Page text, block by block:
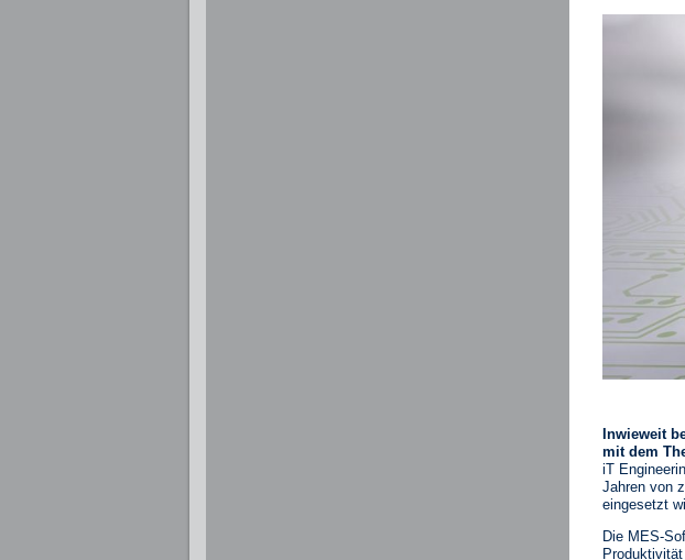
Inwieweit
mit dem
iT
Jahren von
eingesetzt
Die MES-